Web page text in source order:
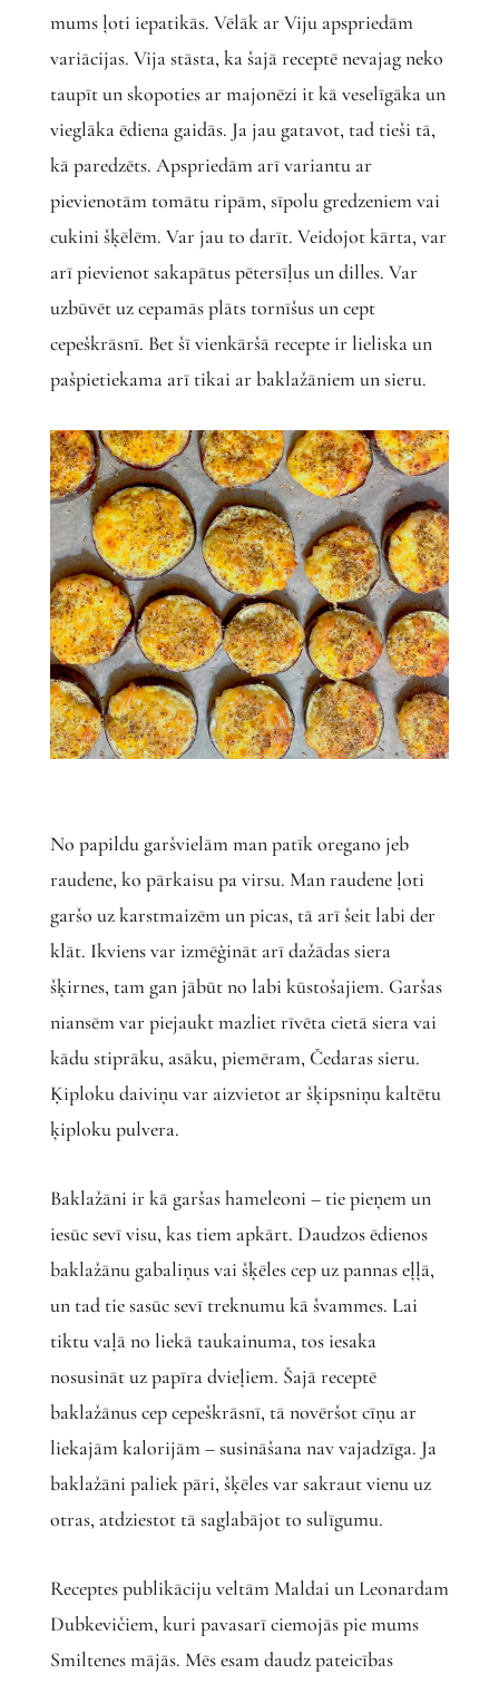
mums ļoti iepatikās. Vēlāk ar Viju apspriedām
variācijas. Vija stāsta, ka šajā receptē nevajag neko
taupīt un skopoties ar majonēzi it kā veselīgāka un
vieglāka ēdiena gaidās. Ja jau gatavot, tad tieši tā,
kā paredzēts. Apspriedām arī variantu ar
pievienotām tomātu ripām, sīpolu gredzeniem vai
cukini šķēlēm. Var jau to darīt. Veidojot kārta, var
arī pievienot sakapātus pētersīļus un dilles. Var
uzbūvēt uz cepamās plāts tornīšus un cept
cepeškrāsnī. Bet šī vienkāršā recepte ir lieliska un
pašpietiekama arī tikai ar baklažāniem un sieru.
No papildu garšvielām man patīk oregano jeb
raudene, ko pārkaisu pa virsu. Man raudene ļoti
garšo uz karstmaizēm un picas, tā arī šeit labi der
klāt. Ikviens var izmēģināt arī dažādas siera
šķirnes, tam gan jābūt no labi kūstošajiem. Garšas
niansēm var piejaukt mazliet rīvēta cietā siera vai
kādu stiprāku, asāku, piemēram, Čedaras sieru.
Ķiploku daiviņu var aizvietot ar šķipsniņu kaltētu
ķiploku pulvera.
Baklažāni ir kā garšas hameleoni – tie pieņem un
iesūc sevī visu, kas tiem apkārt. Daudzos ēdienos
baklažānu gabaliņus vai šķēles cep uz pannas eļļā,
un tad tie sasūc sevī treknumu kā švammes. Lai
tiktu vaļā no liekā taukainuma, tos iesaka
nosusināt uz papīra dvieļiem. Šajā receptē
baklažānus cep cepeškrāsnī, tā novēršot cīņu ar
liekajām kalorijām – susināšana nav vajadzīga. Ja
baklažāni paliek pāri, šķēles var sakraut vienu uz
otras, atdziestot tā saglabājot to sulīgumu.
Receptes publikāciju veltām Maldai un Leonardam
Dubkevičiem, kuri pavasarī ciemojās pie mums
Smiltenes mājās. Mēs esam daudz pateicības